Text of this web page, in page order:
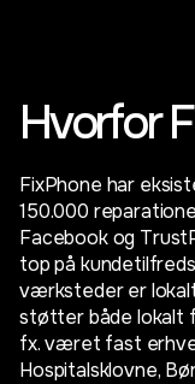
Hvorfor
FixPhone har
150.000
Facebook og
top på
værksteder er
støtter både lokalt
fx. været fast
Hospitalsklovne,